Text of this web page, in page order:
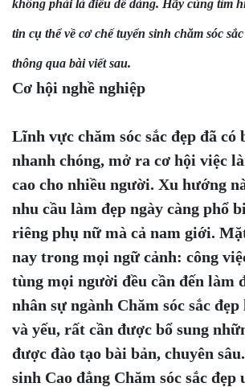
không phải là điều dễ dàng. Hãy cùng tìm
tin cụ thể về cơ chế tuyển sinh chăm sóc
thông qua bài viết sau.
Cơ hội nghề nghiệp
Lĩnh vực chăm sóc sắc đẹp đã
nhanh chóng, mở ra cơ hội việc
cao cho nhiều người. Xu hướng
nhu cầu làm đẹp ngày càng phổ
riêng phụ nữ mà cả nam giới.
nay trong mọi ngữ cảnh: công
tùng mọi người đều cần đến làm
nhân sự ngành Chăm sóc sắc
và yếu, rất cần được bổ sung
được đào tạo bài bản, chuyên
sinh Cao đẳng Chăm sóc sắc đẹp